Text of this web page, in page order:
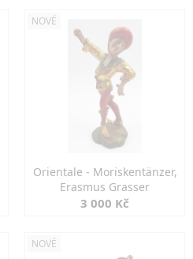
NOVÉ
Orientale - Moriskentänzer,
Erasmus Grasser
3 000 Kč
NOVÉ